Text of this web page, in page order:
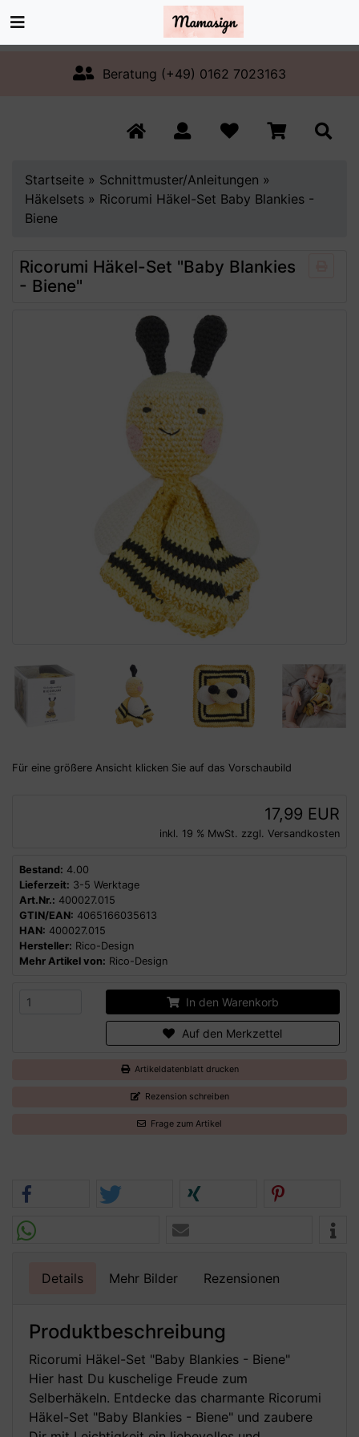
Beratung (+49) 0162 7023163
Startseite » Schnittmuster/Anleitungen »
Häkelsets » Ricorumi Häkel-Set Baby Blankies -
Biene
Ricorumi Häkel-Set "Baby Blankies
- Biene"
Für eine größere Ansicht klicken Sie auf das Vorschaubild
17,99 EUR
inkl. 19 % MwSt. zzgl. Versandkosten
Bestand: 4.00
Lieferzeit: 3-5 Werktage
Art.Nr.: 400027.015
GTIN/EAN: 4065166035613
HAN: 400027.015
Hersteller: Rico-Design
Mehr Artikel von: Rico-Design
In den Warenkorb
Auf den Merkzettel
Artikeldatenblatt drucken
Rezension schreiben
Frage zum Artikel
Details Mehr Bilder Rezensionen
Produktbeschreibung
Ricorumi Häkel-Set "Baby Blankies - Biene"
Hier hast Du kuschelige Freude zum
Selberhäkeln. Entdecke das charmante Ricorumi
Häkel-Set "Baby Blankies - Biene" und zaubere